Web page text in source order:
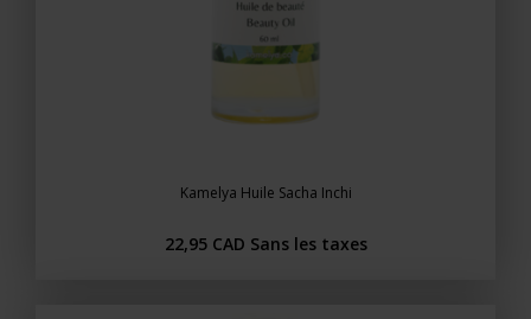
Kamelya Huile Sacha Inchi
22,95 CAD Sans les taxes